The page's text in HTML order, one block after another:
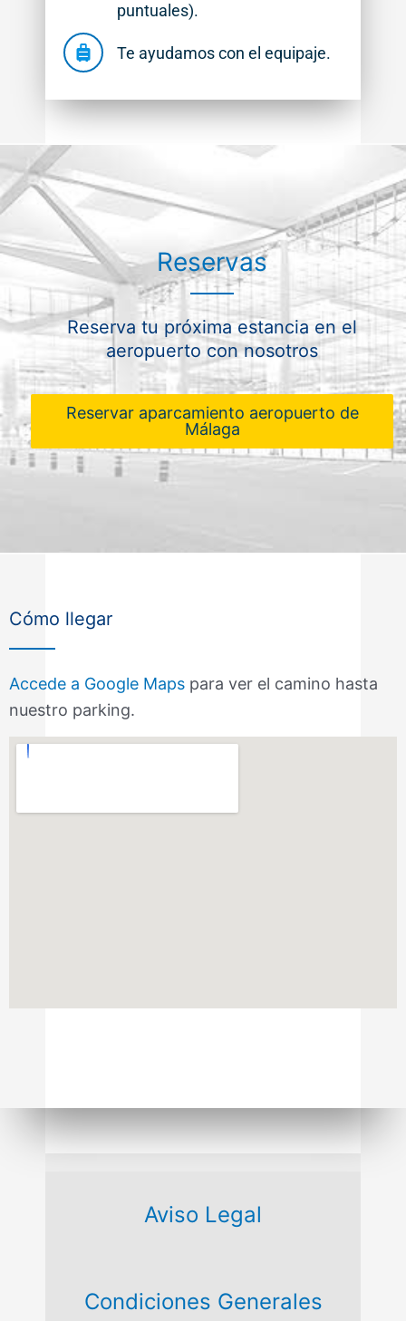
puntuales).
Te ayudamos con el equipaje.
Reservas
Reserva tu próxima estancia en el
aeropuerto con nosotros
Reservar aparcamiento aeropuerto de
Málaga
Cómo llegar
Accede a Google Maps para ver el camino hasta
nuestro parking.
Aviso Legal
Condiciones Generales